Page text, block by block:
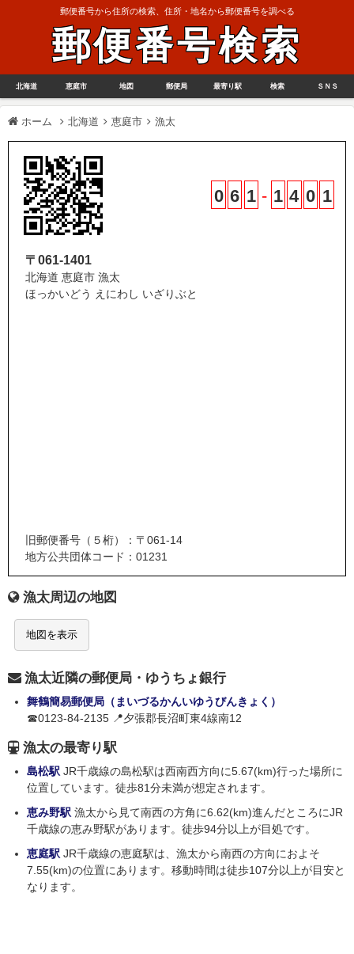
郵便番号から住所の検索、住所・地名から郵便番号を調べる
郵便番号検索
北海道 恵庭市 地図 郵便局 最寄り駅 検索 ＳＮＳ
ホーム 北海道 恵庭市 漁太
0 6 1 - 1 4 0 1
〒061-1401
北海道 恵庭市 漁太
ほっかいどう えにわし いざりぶと
旧郵便番号（５桁）：〒061-14
地方公共団体コード：01231
漁太周辺の地図
地図を表示
漁太近隣の郵便局・ゆうちょ銀行
舞鶴簡易郵便局（まいづるかんいゆうびんきょく）
☎0123-84-2135 📍夕張郡長沼町東4線南12
漁太の最寄り駅
島松駅 JR千歳線の島松駅は西南西方向に5.67(km)行った場所に
位置しています。徒歩81分未満が想定されます。
恵み野駅 漁太から見て南西の方角に6.62(km)進んだところにJR
千歳線の恵み野駅があります。徒歩94分以上が目処です。
恵庭駅 JR千歳線の恵庭駅は、漁太から南西の方向におよそ
7.55(km)の位置にあります。移動時間は徒歩107分以上が目安と
なります。